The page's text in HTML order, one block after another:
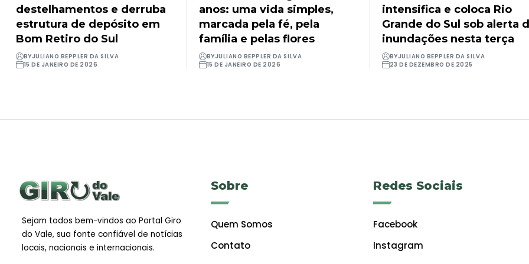
destelhamentos e derruba
estrutura de depósito em
Bom Retiro do Sul
BYJULIANO BEPPLER DA SILVA
15 DE JANEIRO DE 2026
anos: uma vida simples,
marcada pela fé, pela
família e pelas flores
BYJULIANO BEPPLER DA SILVA
15 DE JANEIRO DE 2026
intensifica e coloca Rio
Grande do Sul sob alerta
inundações nesta terça
BYJULIANO BEPPLER DA SILVA
23 DE DEZEMBRO DE 2025
Sejam todos bem-vindos ao Portal Giro
do Vale, sua fonte confiável de notícias
locais, nacionais e internacionais.
Sobre
Quem Somos
Contato
Redes Sociais
Facebook
Instagram